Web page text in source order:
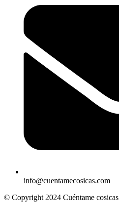
info@cuentamecosicas.com
© Copyright 2024 Cuéntame cosicas